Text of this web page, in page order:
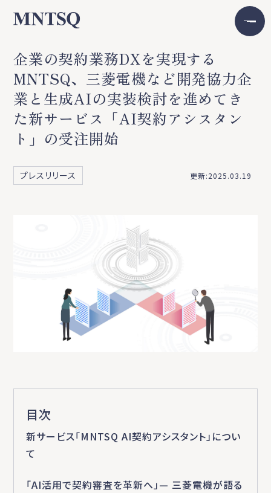
企業の契約業務DXを実現する
MNTSQ、三菱電機など開発協力企
業と生成AIの実装検討を進めてき
た新サービス「AI契約アシスタン
ト」の受注開始
プレスリリース 更新:2025.03.19
目次
新サービス「MNTSQ AI契約アシスタント」につい
て
「AI活用で契約審査を革新へ」— 三菱電機が語る